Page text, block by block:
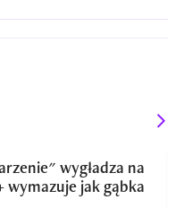
wygładza na
wymazuje jak gąbka